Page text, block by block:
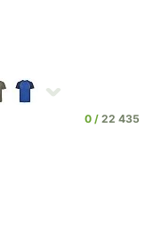
0
22 435